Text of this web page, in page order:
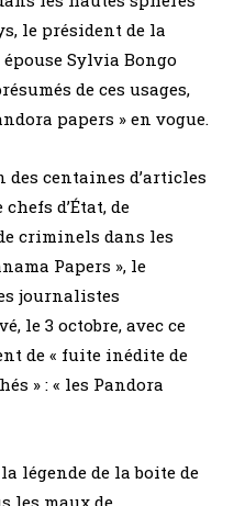
le président de la
Sylvia Bongo
de ces usages,
papers » en vogue.
centaines d’articles
d’État, de
criminels dans les
Papers », le
journalistes
le 3 octobre, avec ce
de « fuite inédite de
» : « les Pandora
légende de la boite de
les maux de